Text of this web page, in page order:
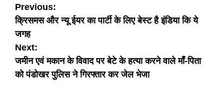
Post
navigation
Previous:
क्रिसमस और न्यू ईयर का पार्टी के लिए बेस्ट है इंडिया कि ये
जगह
Next:
जमीन एवं मकान के विवाद पर बेटे के हत्या करने वाले माँ-पिता
को पंडोखर पुलिस ने गिरफ्तार कर जेल भेजा